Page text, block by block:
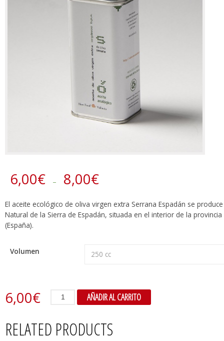
6,00€ – 8,00€
El aceite ecológico de oliva virgen extra Serrana Espadán se
Natural de la Sierra de Espadán, situada en el interior de la
(España).
Volumen
6,00€
Serrana
de
oliva
AÑADIR AL CARRITO
RELATED PRODUCTS